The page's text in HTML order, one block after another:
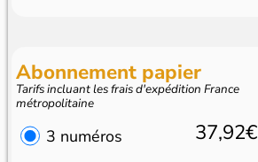
Abonnement papier
Tarifs incluant les frais d'expédition France
métropolitaine
3 numéros 37,92€